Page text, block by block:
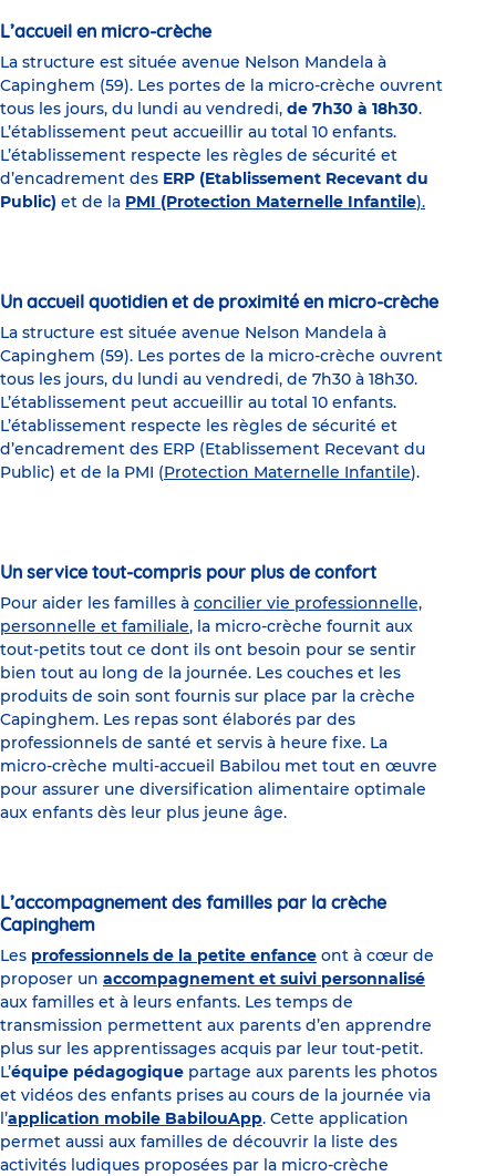
L’accueil en micro-crèche
La structure est située avenue Nelson Mandela à
Capinghem (59). Les portes de la micro-crèche ouvrent
tous les jours, du lundi au vendredi, de 7h30 à 18h30.
L’établissement peut accueillir au total 10 enfants.
L’établissement respecte les règles de sécurité et
d’encadrement des ERP (Etablissement Recevant du
Public) et de la PMI (Protection Maternelle Infantile).
Un accueil quotidien et de proximité en micro-crèche
La structure est située avenue Nelson Mandela à
Capinghem (59). Les portes de la micro-crèche ouvrent
tous les jours, du lundi au vendredi, de 7h30 à 18h30.
L’établissement peut accueillir au total 10 enfants.
L’établissement respecte les règles de sécurité et
d’encadrement des ERP (Etablissement Recevant du
Public) et de la PMI (Protection Maternelle Infantile).
Un service tout-compris pour plus de confort
Pour aider les familles à concilier vie professionnelle,
personnelle et familiale, la micro-crèche fournit aux
tout-petits tout ce dont ils ont besoin pour se sentir
bien tout au long de la journée. Les couches et les
produits de soin sont fournis sur place par la crèche
Capinghem. Les repas sont élaborés par des
professionnels de santé et servis à heure fixe. La
micro-crèche multi-accueil Babilou met tout en œuvre
pour assurer une diversification alimentaire optimale
aux enfants dès leur plus jeune âge.
L’accompagnement des familles par la crèche
Capinghem
Les professionnels de la petite enfance ont à cœur de
proposer un accompagnement et suivi personnalisé
aux familles et à leurs enfants. Les temps de
transmission permettent aux parents d’en apprendre
plus sur les apprentissages acquis par leur tout-petit.
L’équipe pédagogique partage aux parents les photos
et vidéos des enfants prises au cours de la journée via
l’application mobile BabilouApp. Cette application
permet aussi aux familles de découvrir la liste des
activités ludiques proposées par la micro-crèche